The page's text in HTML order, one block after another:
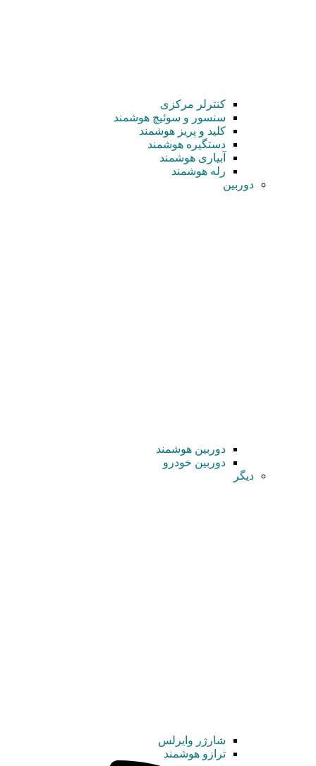
کنترلر مرکزی
سنسور و سوئیچ هوشمند
کلید و پریز هوشمند
دستگیره هوشمند
آبیاری هوشمند
رله هوشمند
دوربین
دوربین هوشمند
دوربین خودرو
دیگر
شارژر وایرلس
ترازو هوشمند